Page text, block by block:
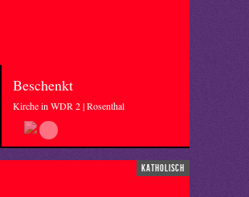
Beschenkt
Kirche in WDR 2 | Rosenthal
katholisch